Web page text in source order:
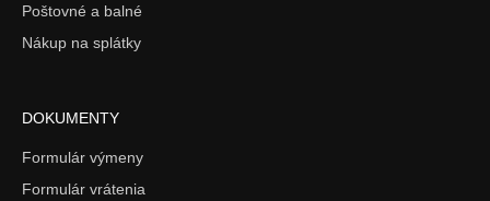
Poštovné a balné
Nákup na splátky
DOKUMENTY
Formulár výmeny
Formulár vrátenia